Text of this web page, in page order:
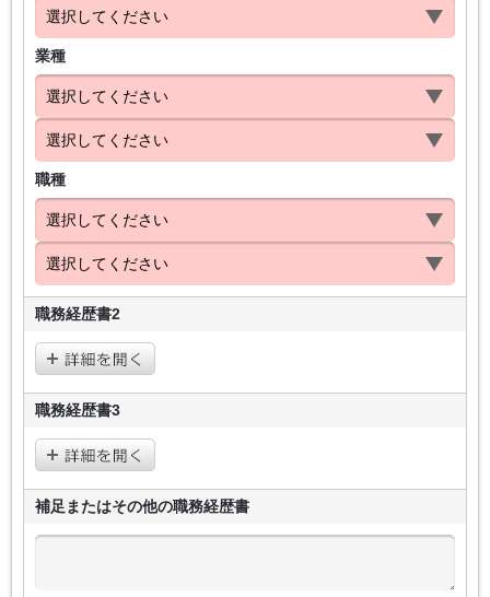
業種
職種
職務経歴書2
職務経歴書3
補足またはその他の職務経歴書